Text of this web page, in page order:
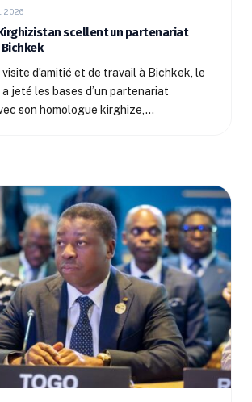
2026
scellent un partenariat
visite d’amitié et de travail à Bichkek, le
jeté les bases d’un partenariat
son homologue kirghize,…